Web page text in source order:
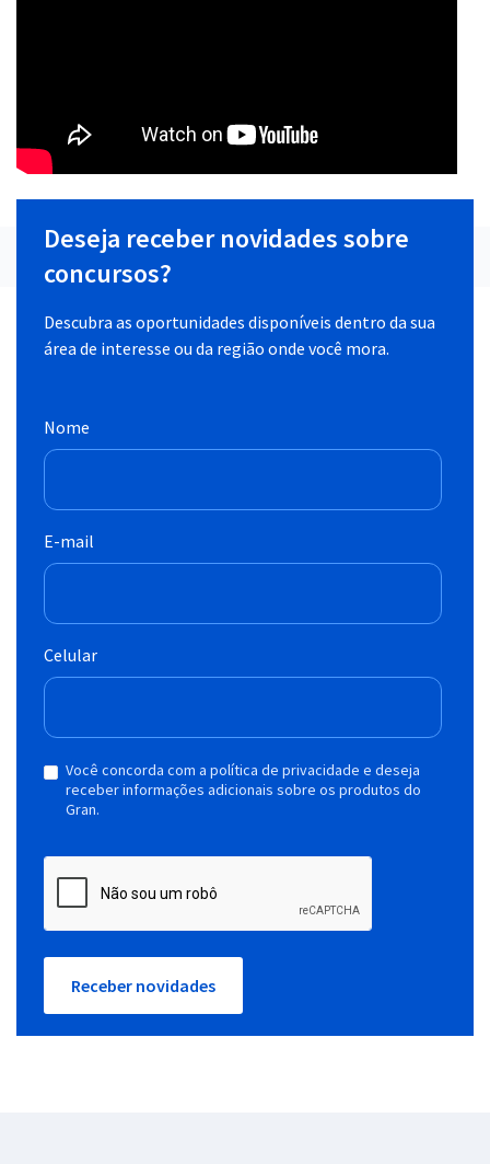
Deseja receber novidades sobre
concursos?
Descubra as oportunidades disponíveis dentro da sua
área de interesse ou da região onde você mora.
Nome
E-mail
Celular
Você concorda com a política de privacidade e deseja
receber informações adicionais sobre os produtos do
Gran.
Receber novidades